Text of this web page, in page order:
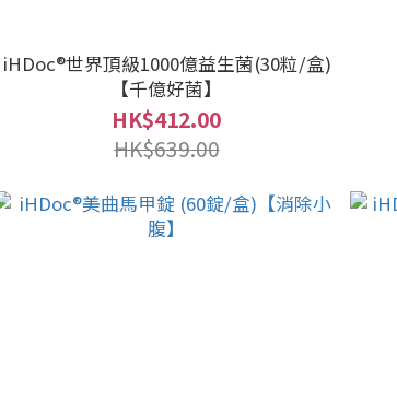
iHDoc®世界頂級1000億益生菌(30粒/盒)
【千億好菌】
HK$412.00
HK$639.00